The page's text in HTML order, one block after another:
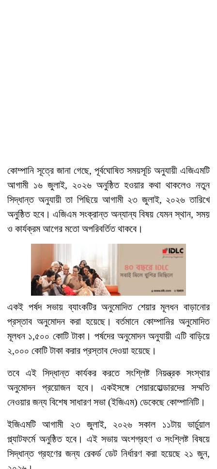
কোম্পানি সূত্রে জানা গেছে, পূর্বঘোষিত সময়সূচি অনুযায়ী এজিএমটি
আগামী ১৬ জুলাই, ২০২৬ অনুষ্ঠিত হওয়ার কথা থাকলেও নতুন
সিদ্ধান্ত অনুযায়ী তা পিছিয়ে আগামী ২৩ জুলাই, ২০২৬ তারিখে
অনুষ্ঠিত হবে। এজিএম সংক্রান্ত অন্যান্য বিষয় যেমন স্থান, সময়
ও কার্যক্রম আগের মতো অপরিবর্তিত থাকবে।
একই পর্ষদ সভায় ব্যাংকটির অনুমোদিত শেয়ার মূলধন বাড়ানোর
প্রস্তাব অনুমোদন করা হয়েছে। বর্তমানে কোম্পানির অনুমোদিত
মূলধন ১,৫০০ কোটি টাকা। পর্ষদের অনুমোদন অনুযায়ী এটি বাড়িয়ে
২,০০০ কোটি টাকা করার প্রস্তাব দেওয়া হয়েছে।
তবে এই সিদ্ধান্ত কার্যকর করতে সংশ্লিষ্ট নিয়ন্ত্রক সংস্থার
অনুমোদন প্রয়োজন হবে। একইসঙ্গে শেয়ারহোল্ডারদের সম্মতি
নেওয়ার জন্য বিশেষ সাধারণ সভা (ইজিএম) ডেকেছে কোম্পানিটি।
ইজিএমটি আগামী ২৩ জুলাই, ২০২৬ সকাল ১১টায় ভার্চুয়াল
প্ল্যাটফর্মে অনুষ্ঠিত হবে। এই সভায় অংশগ্রহণ ও সংশ্লিষ্ট বিষয়ে
সিদ্ধান্ত গ্রহণের জন্য রেকর্ড ডেট নির্ধারণ করা হয়েছে ২১ জুন,